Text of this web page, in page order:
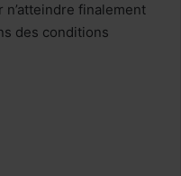
finalement
des conditions